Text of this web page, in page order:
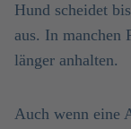
Hund scheidet
aus. In manchen
länger anhalten.
Auch wenn eine